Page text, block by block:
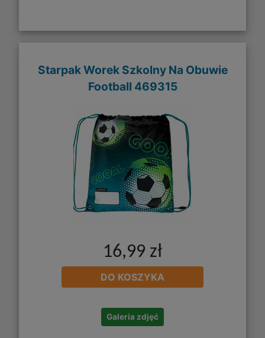
Starpak Worek Szkolny Na Obuwie
Football 469315
16,99 zł
DO KOSZYKA
Galeria zdjęć